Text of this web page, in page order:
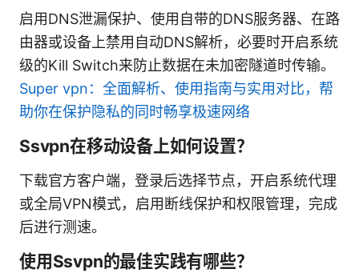
启用DNS泄漏保护、使用自带的DNS服务器、在路
由器或设备上禁用自动DNS解析，必要时开启系统
级的Kill Switch来防止数据在未加密隧道时传输。
Super vpn：全面解析、使用指南与实用对比，帮
助你在保护隐私的同时畅享极速网络
Ssvpn在移动设备上如何设置？
下载官方客户端，登录后选择节点，开启系统代理
或全局VPN模式，启用断线保护和权限管理，完成
后进行测速。
使用Ssvpn的最佳实践有哪些？